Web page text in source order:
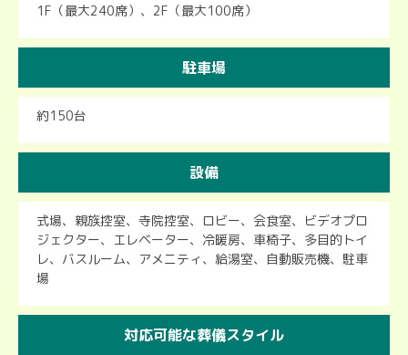
1F（最大240席）、2F（最大100席）
駐車場
約150台
設備
式場、親族控室、寺院控室、ロビー、会食室、ビデオプロ
ジェクター、エレベーター、冷暖房、車椅子、多目的トイ
レ、バスルーム、アメニティ、給湯室、自動販売機、駐車
場
対応可能な葬儀スタイル